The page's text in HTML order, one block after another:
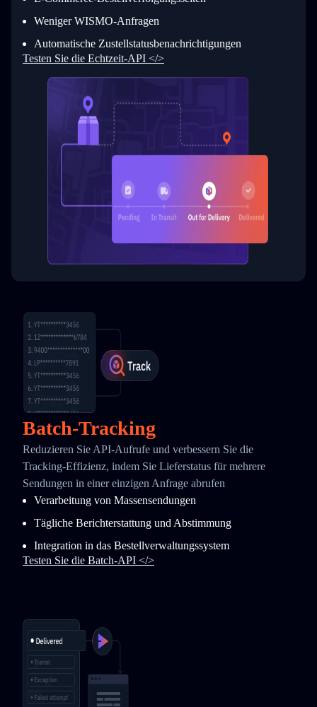
32
33
34
    ]
  }
}
Weniger WISMO-Anfragen
Automatische Zustellstatusbenachrichtigungen
Testen Sie die Echtzeit-API </>
Batch-Tracking
Reduzieren Sie API-Aufrufe und verbessern Sie die
Tracking-Effizienz, indem Sie Lieferstatus für mehrere
Sendungen in einer einzigen Anfrage abrufen
Verarbeitung von Massensendungen
Tägliche Berichterstattung und Abstimmung
Integration in das Bestellverwaltungssystem
Testen Sie die Batch-API </>